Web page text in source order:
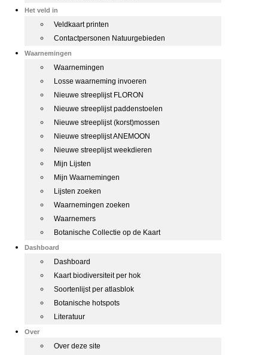
Het veld in
Veldkaart printen
Contactpersonen Natuurgebieden
Waarnemingen
Waarnemingen
Losse waarneming invoeren
Nieuwe streeplijst FLORON
Nieuwe streeplijst paddenstoelen
Nieuwe streeplijst (korst)mossen
Nieuwe streeplijst ANEMOON
Nieuwe streeplijst weekdieren
Mijn Lijsten
Mijn Waarnemingen
Lijsten zoeken
Waarnemingen zoeken
Waarnemers
Botanische Collectie op de Kaart
Dashboard
Dashboard
Kaart biodiversiteit per hok
Soortenlijst per atlasblok
Botanische hotspots
Literatuur
Over
Over deze site